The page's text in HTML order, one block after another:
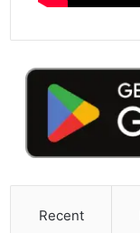
Recent